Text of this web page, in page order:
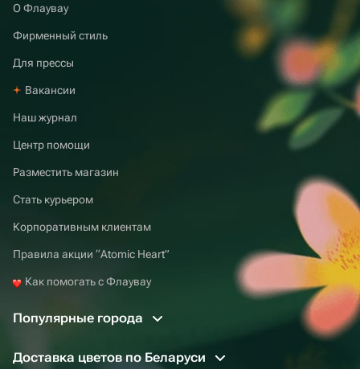
О Флаувау
Фирменный стиль
Для прессы
Вакансии
Наш журнал
Центр помощи
Разместить магазин
Стать курьером
Корпоративным клиентам
Правила акции “Atomic Heart”
Как помогать с Флаувау
Популярные города
Доставка цветов по Беларуси